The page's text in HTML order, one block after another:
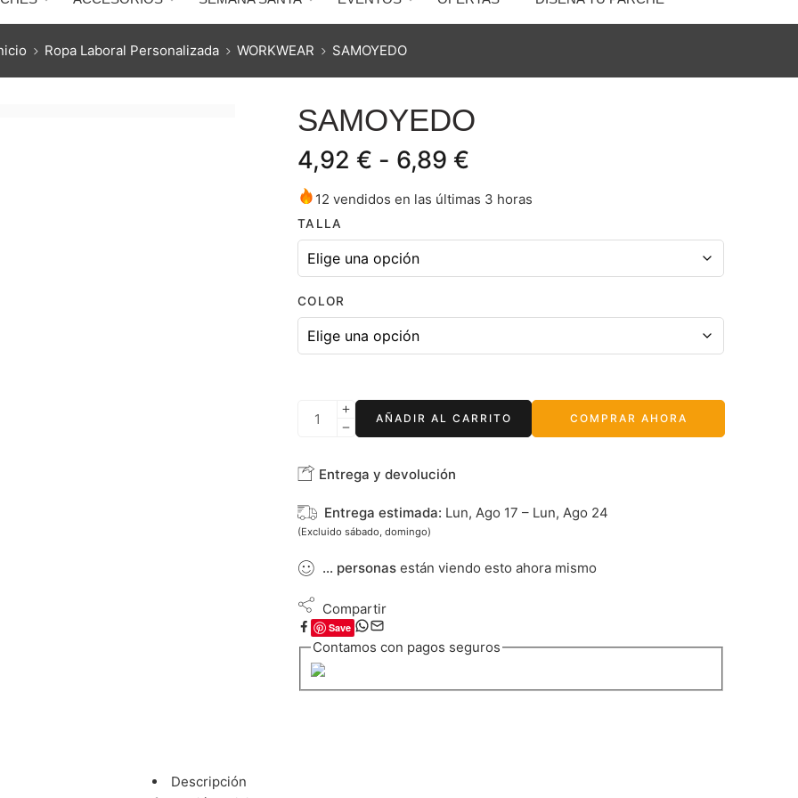
Ropa Laboral Personalizada WORKWEAR SAMOYEDO
SAMOYEDO
4,92 € - 6,89 €
12 vendidos en las últimas 3 horas
TALLA
COLOR
AÑADIR AL CARRITO COMPRAR AHORA
Entrega y devolución
Entrega estimada: Lun, Ago 17 – Lun, Ago 24
(Excluido sábado, domingo)
... personas están viendo esto ahora mismo
Compartir
Save
Contamos con pagos seguros
Descripción